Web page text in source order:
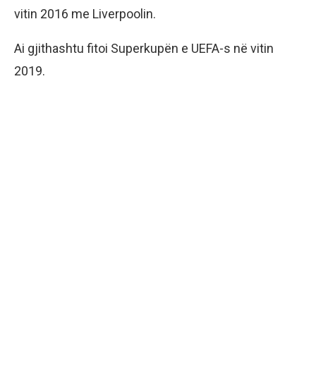
vitin 2016 me Liverpoolin.
Ai gjithashtu fitoi Superkupën e UEFA-s në vitin
2019.